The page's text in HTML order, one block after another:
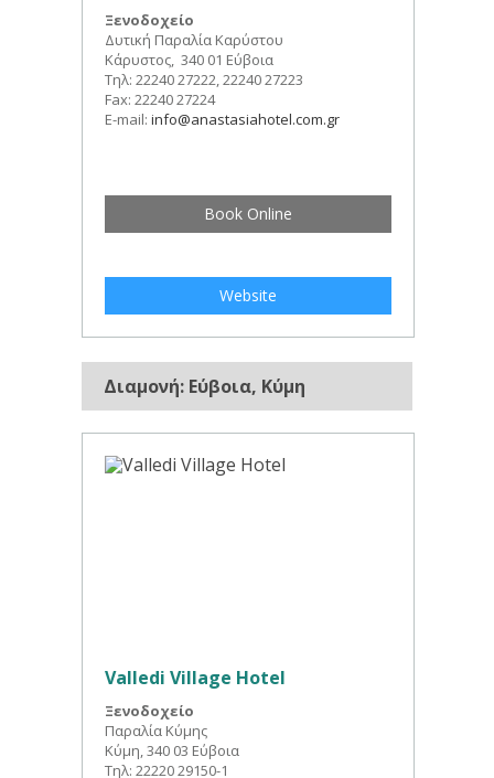
Ξενοδοχείο
Δυτική Παραλία Καρύστου
Κάρυστος, 340 01 Εύβοια
Τηλ: 22240 27222, 22240 27223
Fax: 22240 27224
E-mail: info@anastasiahotel.com.gr
Book Online
Website
Διαμονή: Εύβοια, Κύμη
Valledi Village Hotel
Ξενοδοχείο
Παραλία Κύμης
Κύμη, 340 03 Εύβοια
Τηλ: 22220 29150-1